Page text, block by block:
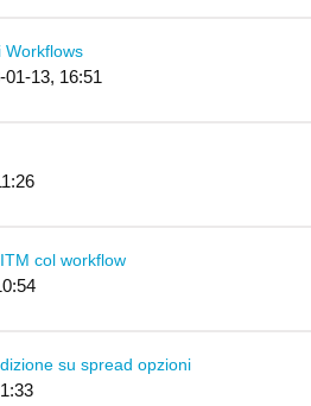
Workflows
01-13, 16:51
col workflow
su spread opzioni